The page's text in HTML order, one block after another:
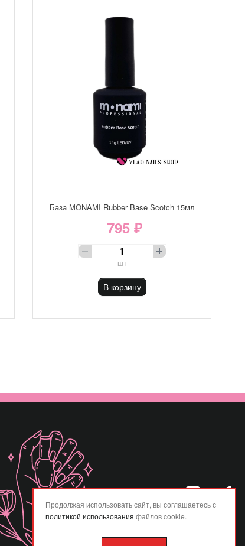
База MONAMI Rubber Base Scotch 15мл
795 ₽
шт
В корзину
Продолжая использовать сайт, вы соглашаетесь с
политикой использования файлов cookie.